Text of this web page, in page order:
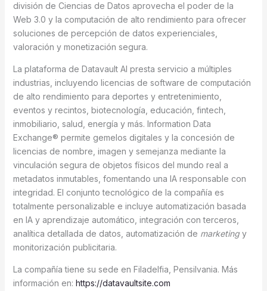
división de Ciencias de Datos aprovecha el poder de la
Web 3.0 y la computación de alto rendimiento para ofrecer
soluciones de percepción de datos experienciales,
valoración y monetización segura.
La plataforma de Datavault AI presta servicio a múltiples
industrias, incluyendo licencias de software de computación
de alto rendimiento para deportes y entretenimiento,
eventos y recintos, biotecnología, educación, fintech,
inmobiliario, salud, energía y más. Information Data
Exchange® permite gemelos digitales y la concesión de
licencias de nombre, imagen y semejanza mediante la
vinculación segura de objetos físicos del mundo real a
metadatos inmutables, fomentando una IA responsable con
integridad. El conjunto tecnológico de la compañía es
totalmente personalizable e incluye automatización basada
en IA y aprendizaje automático, integración con terceros,
analítica detallada de datos, automatización de marketingy
monitorización publicitaria.
La compañía tiene su sede en Filadelfia, Pensilvania. Más
información en: https://datavaultsite.com